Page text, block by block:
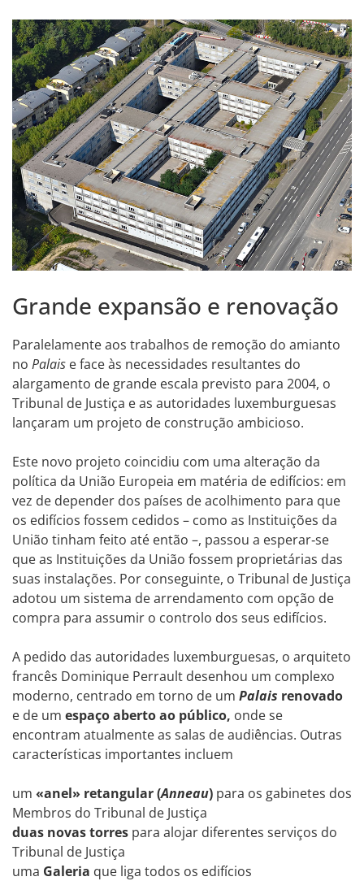
Grande expansão e renovação
Paralelamente aos trabalhos de remoção do amianto
no Palais e face às necessidades resultantes do
alargamento de grande escala previsto para 2004, o
Tribunal de Justiça e as autoridades luxemburguesas
lançaram um projeto de construção ambicioso.
Este novo projeto coincidiu com uma alteração da
política da União Europeia em matéria de edifícios: em
vez de depender dos países de acolhimento para que
os edifícios fossem cedidos – como as Instituições da
União tinham feito até então –, passou a esperar‑se
que as Instituições da União fossem proprietárias das
suas instalações. Por conseguinte, o Tribunal de Justiça
adotou um sistema de arrendamento com opção de
compra para assumir o controlo dos seus edifícios.
A pedido das autoridades luxemburguesas, o arquiteto
francês Dominique Perrault desenhou um complexo
moderno, centrado em torno de um Palais renovado
e de um espaço aberto ao público, onde se
encontram atualmente as salas de audiências. Outras
características importantes incluem
um «anel» retangular (Anneau) para os gabinetes dos
Membros do Tribunal de Justiça
duas novas torres para alojar diferentes serviços do
Tribunal de Justiça
uma Galeria que liga todos os edifícios